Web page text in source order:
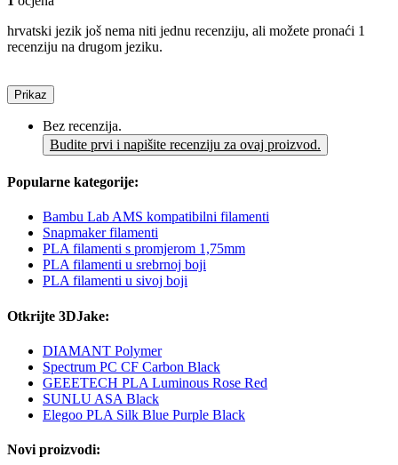
hrvatski jezik još nema niti jednu recenziju, ali možete pronaći 1
recenziju na drugom jeziku.
Prikaz
Bez recenzija.
Budite prvi i napišite recenziju za ovaj proizvod.
Popularne kategorije:
Bambu Lab AMS kompatibilni filamenti
Snapmaker filamenti
PLA filamenti s promjerom 1,75mm
PLA filamenti u srebrnoj boji
PLA filamenti u sivoj boji
Otkrijte 3DJake:
DIAMANT Polymer
Spectrum PC CF Carbon Black
GEEETECH PLA Luminous Rose Red
SUNLU ASA Black
Elegoo PLA Silk Blue Purple Black
Novi proizvodi: